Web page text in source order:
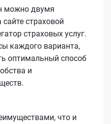
можно двумя
страховой
страховых услуг.
каждого варианта,
оптимальный способ
и
что и